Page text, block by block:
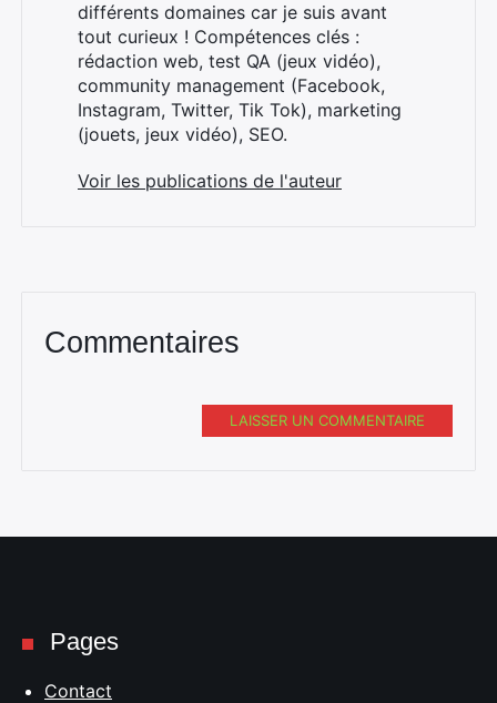
différents domaines car je suis avant
tout curieux ! Compétences clés :
rédaction web, test QA (jeux vidéo),
community management (Facebook,
Instagram, Twitter, Tik Tok), marketing
(jouets, jeux vidéo), SEO.
Voir les publications de l'auteur
Commentaires
LAISSER UN COMMENTAIRE
Pages
Contact